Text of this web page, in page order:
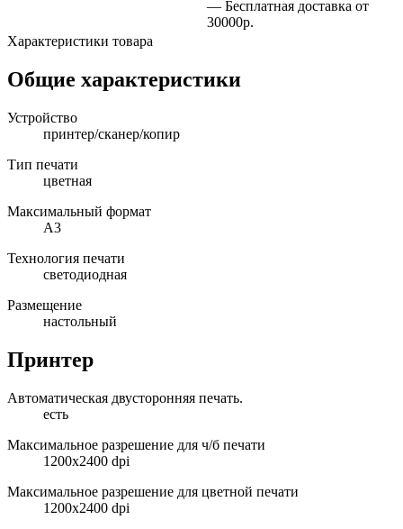
— Бесплатная доставка от
30000р.
Характеристики товара
Общие характеристики
Устройство
принтер/сканер/копир
Тип печати
цветная
Максимальный формат
A3
Технология печати
светодиодная
Размещение
настольный
Принтер
Автоматическая двусторонняя печать.
есть
Максимальное разрешение для ч/б печати
1200x2400 dpi
Максимальное разрешение для цветной печати
1200x2400 dpi